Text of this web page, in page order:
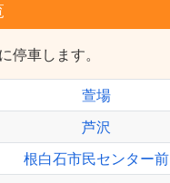
停車します。
萱場
芦沢
根白石市民センター前